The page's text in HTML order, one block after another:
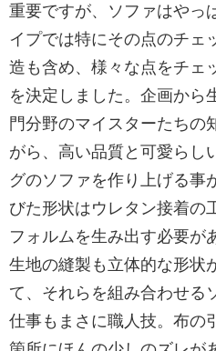
重要ですが、ソファはやっ
イプでは特にその点のチェ
造も含め、様々な点をチェ
を決定しました。企画から
門分野のマイスターたちの
がら、高い品質と可愛らし
グのソファを作り上げる事
びた形状はウレタン接着の
フォルムを生み出す必要が
生地の縫製も立体的な形状
て、それらを組み合わせる
仕事もまさに職人技。布の